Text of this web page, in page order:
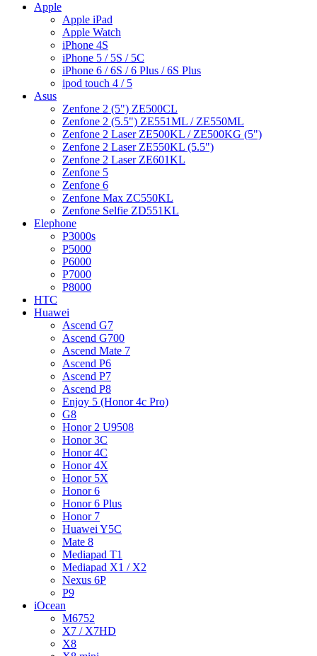
Apple
Apple iPad
Apple Watch
iPhone 4S
iPhone 5 / 5S / 5C
iPhone 6 / 6S / 6 Plus / 6S Plus
ipod touch 4 / 5
Asus
Zenfone 2 (5") ZE500CL
Zenfone 2 (5.5") ZE551ML / ZE550ML
Zenfone 2 Laser ZE500KL / ZE500KG (5")
Zenfone 2 Laser ZE550KL (5.5")
Zenfone 2 Laser ZE601KL
Zenfone 5
Zenfone 6
Zenfone Max ZC550KL
Zenfone Selfie ZD551KL
Elephone
P3000s
P5000
P6000
P7000
P8000
HTC
Huawei
Ascend G7
Ascend G700
Ascend Mate 7
Ascend P6
Ascend P7
Ascend P8
Enjoy 5 (Honor 4c Pro)
G8
Honor 2 U9508
Honor 3C
Honor 4C
Honor 4X
Honor 5X
Honor 6
Honor 6 Plus
Honor 7
Huawei Y5C
Mate 8
Mediapad T1
Mediapad X1 / X2
Nexus 6P
P9
iOcean
M6752
X7 / X7HD
X8